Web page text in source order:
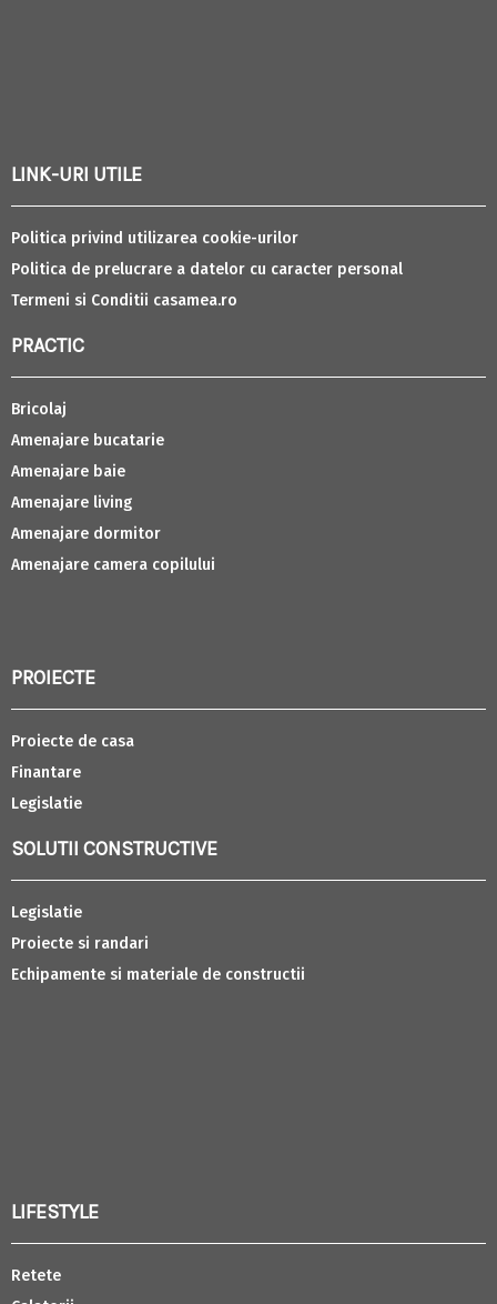
LINK-URI UTILE
Politica privind utilizarea cookie-urilor
Politica de prelucrare a datelor cu caracter personal
Termeni si Conditii casamea.ro
PRACTIC
Bricolaj
Amenajare bucatarie
Amenajare baie
Amenajare living
Amenajare dormitor
Amenajare camera copilului
PROIECTE
Proiecte de casa
Finantare
Legislatie
SOLUTII CONSTRUCTIVE
Legislatie
Proiecte si randari
Echipamente si materiale de constructii
LIFESTYLE
Retete